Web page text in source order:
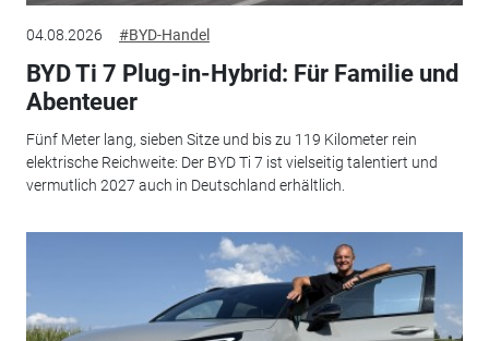
04.08.2026 #BYD-Handel
BYD Ti 7 Plug-in-Hybrid: Für Familie und
Abenteuer
Fünf Meter lang, sieben Sitze und bis zu 119 Kilometer rein
elektrische Reichweite: Der BYD Ti 7 ist vielseitig talentiert und
vermutlich 2027 auch in Deutschland erhältlich.